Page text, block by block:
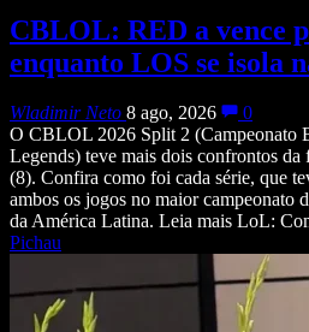
CBLOL: RED a vence
enquanto LOS se isola
Wladimir Neto 8 ago, 2026
0
O CBLOL 2026 Split 2 (Campeonato
Legends) teve mais dois confrontos da
(8). Confira como foi cada série, que
ambos os jogos no maior campeonato
da América Latina. Leia mais LoL:
Pichau